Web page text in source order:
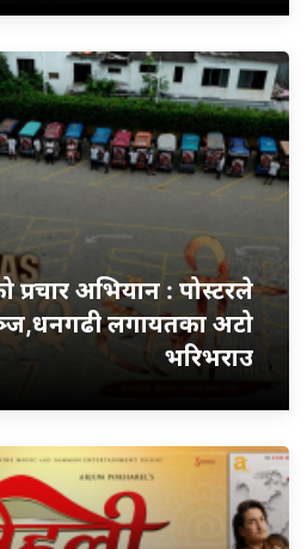
प्रचार अभियान : पोस्टरले
लगायतका अटो
भरिभराउ